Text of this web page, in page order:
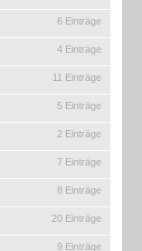
6 Einträge
4 Einträge
11 Einträge
5 Einträge
2 Einträge
7 Einträge
8 Einträge
20 Einträge
9 Einträge